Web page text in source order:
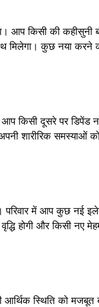
किसी की कहीसुनी
मिलेगा। कुछ नया करने
किसी दूसरे पर
शारीरिक समस्याओं
में आप कुछ नई
वृद्धि होगी और किसी
स्थिति को मजबूत